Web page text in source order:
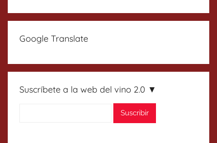
Google Translate
Suscríbete a la web del vino 2.0 ▼